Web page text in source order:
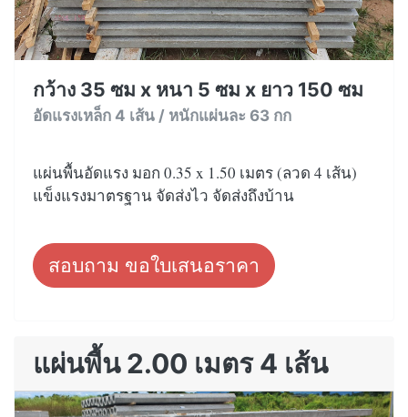
กว้าง 35 ซม x หนา 5 ซม x ยาว 150 ซม
อัดแรงเหล็ก 4 เส้น / หนักแผ่นละ 63 กก
แผ่นพื้นอัดแรง มอก 0.35 x 1.50 เมตร (ลวด 4 เส้น)
แข็งแรงมาตรฐาน จัดส่งไว จัดส่งถึงบ้าน
สอบถาม ขอใบเสนอราคา
แผ่นพื้น 2.00 เมตร 4 เส้น